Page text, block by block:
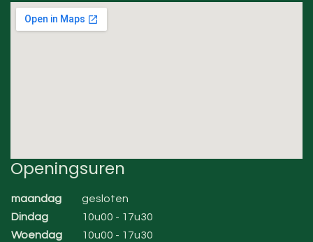
Openingsuren
maandag
gesloten
Dindag
10u00 - 17u30
Woendag
10u00 - 17u30